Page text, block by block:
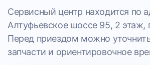
Сервисный центр находится по
Алтуфьевское шоссе 95, 2 этаж,
Перед приездом можно
запчасти и ориентировочное